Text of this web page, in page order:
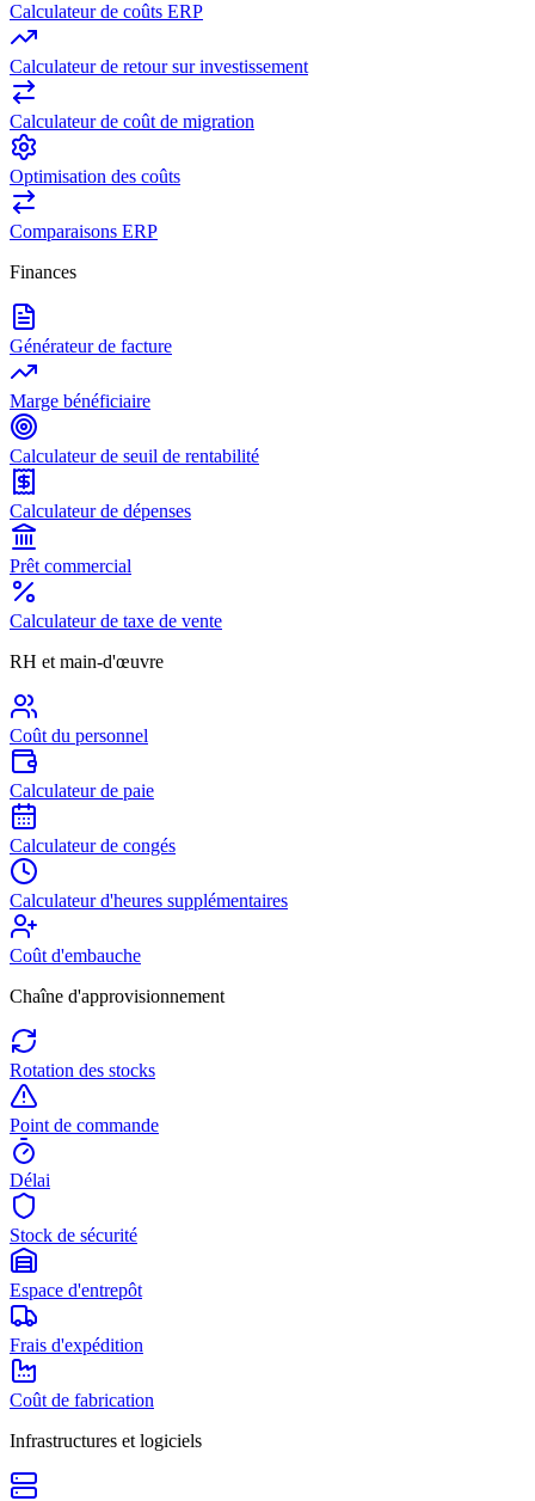
Calculateur de coûts ERP
Calculateur de retour sur investissement
Calculateur de coût de migration
Optimisation des coûts
Comparaisons ERP
Finances
Générateur de facture
Marge bénéficiaire
Calculateur de seuil de rentabilité
Calculateur de dépenses
Prêt commercial
Calculateur de taxe de vente
RH et main-d'œuvre
Coût du personnel
Calculateur de paie
Calculateur de congés
Calculateur d'heures supplémentaires
Coût d'embauche
Chaîne d'approvisionnement
Rotation des stocks
Point de commande
Délai
Stock de sécurité
Espace d'entrepôt
Frais d'expédition
Coût de fabrication
Infrastructures et logiciels